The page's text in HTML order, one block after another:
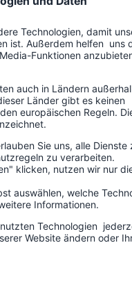
Holsteinsind